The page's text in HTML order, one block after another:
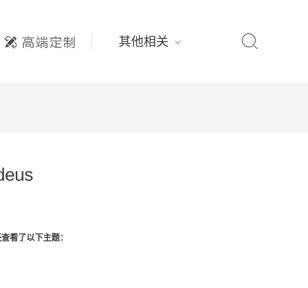
其他相关 
看了以下主题：